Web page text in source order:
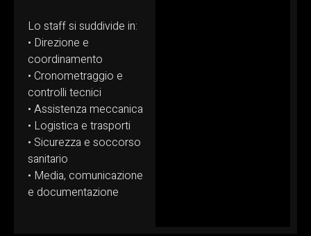
Lo staff si suddivide in:
• Direzione e
coordinamento
• Cronometraggio e
controlli tecnici
• Assistenza meccanica
• Logistica e trasporti
• Sicurezza e soccorso
sanitario
• Media, comunicazione
e documentazione